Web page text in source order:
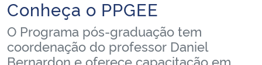
Ministério da Economia
Ministério da Infraestrutura
Início do conteúdo
Conheça o PPGEE
O Programa pós-graduação tem
coordenação do professor Daniel
Bernardon e oferece capacitação em